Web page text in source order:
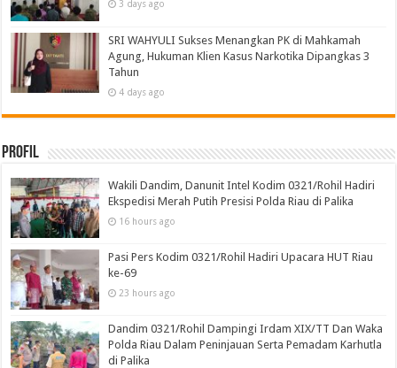
3 days ago
SRI WAHYULI Sukses Menangkan PK di Mahkamah
Agung, Hukuman Klien Kasus Narkotika Dipangkas 3
Tahun
4 days ago
Profil
Wakili Dandim, Danunit Intel Kodim 0321/Rohil Hadiri
Ekspedisi Merah Putih Presisi Polda Riau di Palika
16 hours ago
Pasi Pers Kodim 0321/Rohil Hadiri Upacara HUT Riau
ke-69
23 hours ago
Dandim 0321/Rohil Dampingi Irdam XIX/TT Dan Waka
Polda Riau Dalam Peninjauan Serta Pemadam Karhutla
di Palika